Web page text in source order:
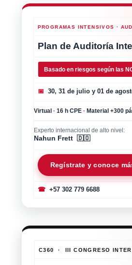
PROGRAMAS INTENSIVOS ·
Plan de Auditoría
Basado en riesgos según las
📅 30, 31 de julio y 01 de
Virtual · 16 h CPE · Material +300
Experto internacional de alto nivel:
Nahun Frett 🇩🇴
Regístrate y conoce
☎+57 302 779 6688
C360 · III CONGRESO